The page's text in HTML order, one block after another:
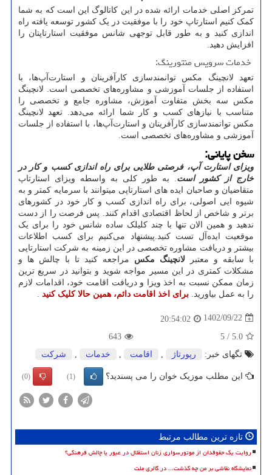
تمركز اصلی خدمات ارائه شده در این کاتالوگ این است که به شما
کمک کنیم استارتاپ خود را با موفقیت در یک کشور توسعه یافته راه
اندازی کنید و به طور قابل توجهی شانس موفقیت استارتاپتان را
افزایش دهید.
خدمات سرویس منتورینگ:
تعهد لانچینگ مکس توانمندسازی کارآفرینان و استارت آپها، با
استفاده از جلسات آموزشی و مشاورههای تخصصی است. لانچینگ
مکس سه بخش متفاوت آموزش، مشاوره جامع و تخصصی را
متناسب با نیازهای کسب و کار شما ارائه میدهد. تعهد لانچینگ
مکس توانمندسازی کارآفرینان و استارت آپها، با استفاده از جلسات
آموزشی و مشاورههای تخصصی است.
سخن پایانی:
ویزای استارت آپ، فرصتی طلایی برای راه اندازی کسب و کار در
خارج از کشور است. به طور کلی به واسطه ویزای استارتاپ
متقاضیان و صاحبان ایده های استارتاپی میتوانند با سرمایه کمتر و به
شیوه ایی اصولی، برای راه اندازی کسب و کار خود در کشورهای
برتر و شاخص از لحاظ اقتصادی اقدام کنند. پس فرصت را از دست
ندهید و همین الان تنها با چند کلیلک ساده شانس خود را برای یک
موقعیت ایده آل تست کنید.پیشنهاد میکنیم برای کسب اطلاعات
بیشتر و دریافت مشاوره تخصصی در این زمینه به شرکت استارتاپی
با سابقه و معتبر لانچینگ مکس مراجعه کنید تا با چالش ها و
مشکلات کمتری در این مسیر مواجه شوید و بتوانید در سریع ترین
زمان ممکن نسبت به اخذ ویزا و دریافت اقامت خود، اقدامات لازم
را به عمل بیاورید. برای اخذ اقامت دائم، همین حالا کلیک کنید .
1402/09/22
20:54:02
5.0
/
5
643
تگهای خبر:
رپورتاژ اقامت خدمات شركت
این مطلب موزیک خوان را می پسندید؟ (1)
(0)
تازه ترین مطالب مرتبط
روایت یک حقوقدان از موتورسواری زنان استقلال در عبور یا چالش فرهنگی؟
نمایشگاه نقاشی بر من چه گذشت... در گالری ملت